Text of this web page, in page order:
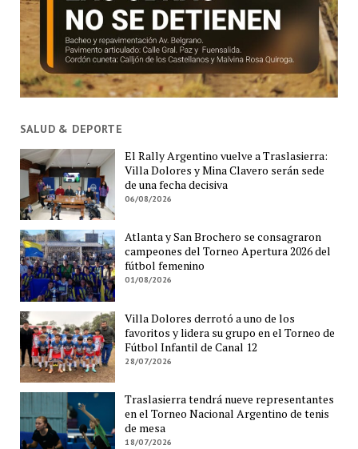
SALUD & DEPORTE
El Rally Argentino vuelve a Traslasierra:
Villa Dolores y Mina Clavero serán sede
de una fecha decisiva
06/08/2026
Atlanta y San Brochero se consagraron
campeones del Torneo Apertura 2026 del
fútbol femenino
01/08/2026
Villa Dolores derrotó a uno de los
favoritos y lidera su grupo en el Torneo de
Fútbol Infantil de Canal 12
28/07/2026
Traslasierra tendrá nueve representantes
en el Torneo Nacional Argentino de tenis
de mesa
18/07/2026